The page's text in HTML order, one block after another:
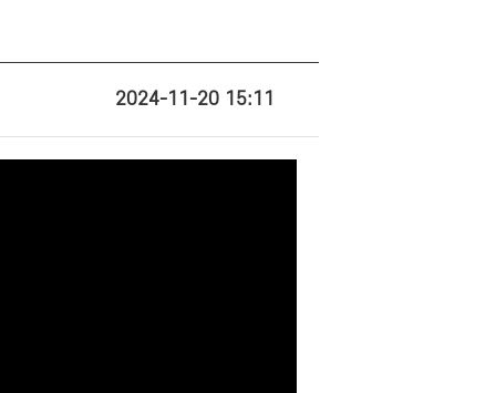
2024-11-20 15:11